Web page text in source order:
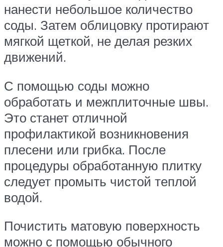
нанести небольшое количество
соды. Затем облицовку протирают
мягкой щеткой, не делая резких
движений.
С помощью соды можно
обработать и межплиточные швы.
Это станет отличной
профилактикой возникновения
плесени или грибка. После
процедуры обработанную плитку
следует промыть чистой теплой
водой.
Почистить матовую поверхность
можно с помощью обычного